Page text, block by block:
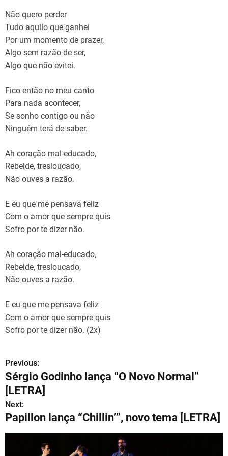
Não quero perder
Tudo aquilo que ganhei
Por um momento de prazer,
Algo sem razão de ser,
Algo que não evitei.
Fico então no meu canto
Para nada acontecer,
Se sonho contigo ou não
Ninguém terá de saber.
Ah coração mal-educado,
Rebelde, tresloucado,
Não ouves a razão.
E eu que me pensava feliz
Com o amor que sempre quis
Sofro por te dizer não.
Ah coração mal-educado,
Rebelde, tresloucado,
Não ouves a razão.
E eu que me pensava feliz
Com o amor que sempre quis
Sofro por te dizer não. (2x)
N
a
v
e
Previous:
Sérgio Godinho lança “O Novo Normal”
[LETRA]
Next:
Papillon lança “Chillin’”, novo tema [LETRA]